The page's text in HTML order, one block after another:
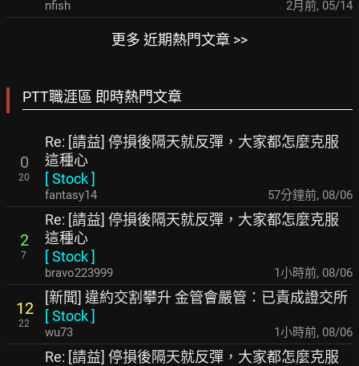
nfish 2月前, 05/14
更多 近期熱門文章 >>
PTT職涯區 即時熱門文章
0
20
Re: [請益] 停損後隔天就反彈，大家都怎麼克服
這種心
[Stock]
fantasy14 57分鐘前, 08/06
2
7
Re: [請益] 停損後隔天就反彈，大家都怎麼克服
這種心
[Stock]
bravo223999 1小時前, 08/06
12
22
[新聞] 違約交割攀升 金管會嚴管：已責成證交所
[Stock]
wu73 1小時前, 08/06
Re: [請益] 停損後隔天就反彈，大家都怎麼克服